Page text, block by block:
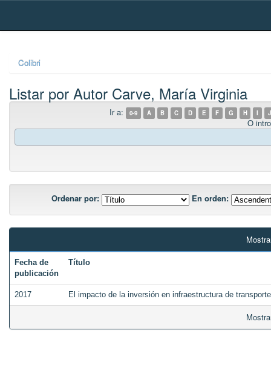
Skip
Colibri
Listar por Autor Carve, María Virginia
Ir a: 0-9 A B C D E F G H I J
O
Ordenar por: En orden:
Fecha de
publicación
Título
2017 El impacto de la inversión en infraestructura de